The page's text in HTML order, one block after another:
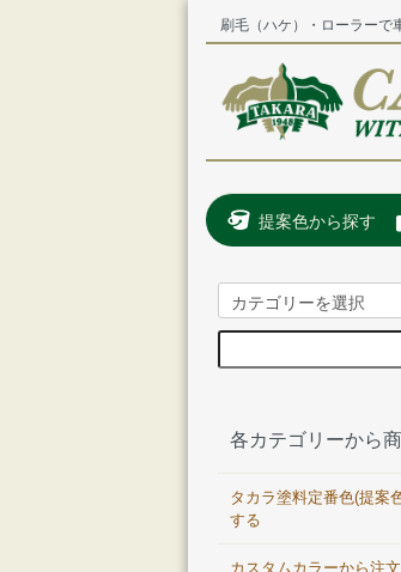
刷毛（ハケ）・ローラーで
提案色から探す
各カテゴリーから
タカラ塗料定番色(提案
する
カスタムカラーから注